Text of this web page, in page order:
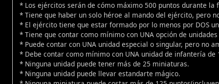
* Los ejércitos serán de cómo máximo 500 puntos durante la
* Tiene que haber un solo héroe al mando del ejército, pero
* El ejército tiene que estar formado por lo menos por DOS
* Tiene que contar como mínimo con UNA opción de
* Puede contar con UNA unidad especial o singular, pero no
* Debe contar como mínimo con UNA unidad de infantería de
* Ninguna unidad puede tener más de 25 miniaturas.
* Ninguna unidad puede llevar estandarte mágico.